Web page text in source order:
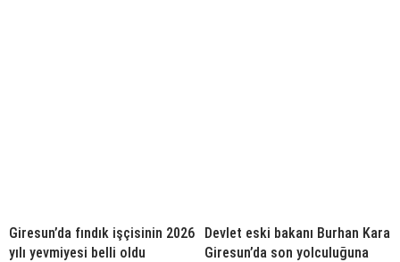
Giresun’da fındık işçisinin 2026
yılı yevmiyesi belli oldu
Devlet eski bakanı Burhan Kara
Giresun’da son yolculuğuna